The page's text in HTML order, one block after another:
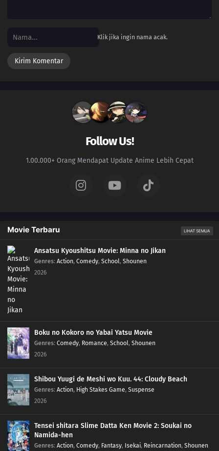
Klik jika ingin nama acak.
Follow Us!
1.00.000+ Orang Mendapat Update Anime Lebih Cepat
Movie Terbaru LIHAT SEMUA
Ansatsu Kyoushitsu Movie: Minna no Jikan
Genres: Action, Comedy, School, Shounen
2026
Boku no Kokoro no Yabai Yatsu Movie
Genres: Comedy, Romance, School, Shounen
2026
Shibou Yuugi de Meshi wo Kuu. 44: Cloudy Beach
Genres: Action, High Stakes Game, Suspense
2026
Tensei shitara Slime Datta Ken Movie 2: Soukai no
Namida-hen
Genres: Action, Comedy, Fantasy, Isekai, Reincarnation, Shounen